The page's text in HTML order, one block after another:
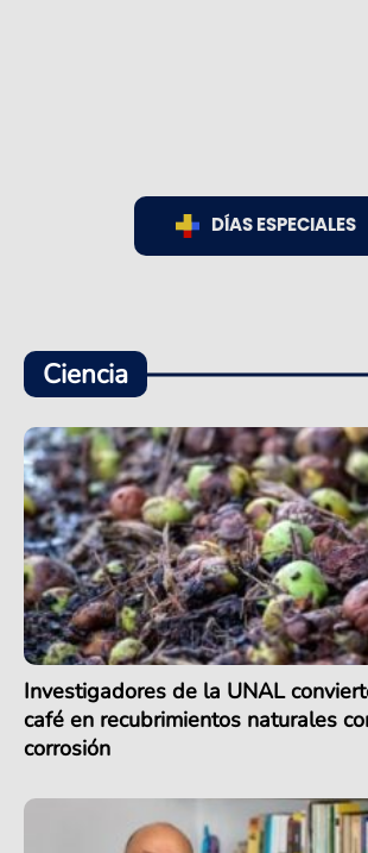
DÍAS ESPECIALES
Ciencia
Investigadores de la UNAL
café en recubrimientos naturales
corrosión